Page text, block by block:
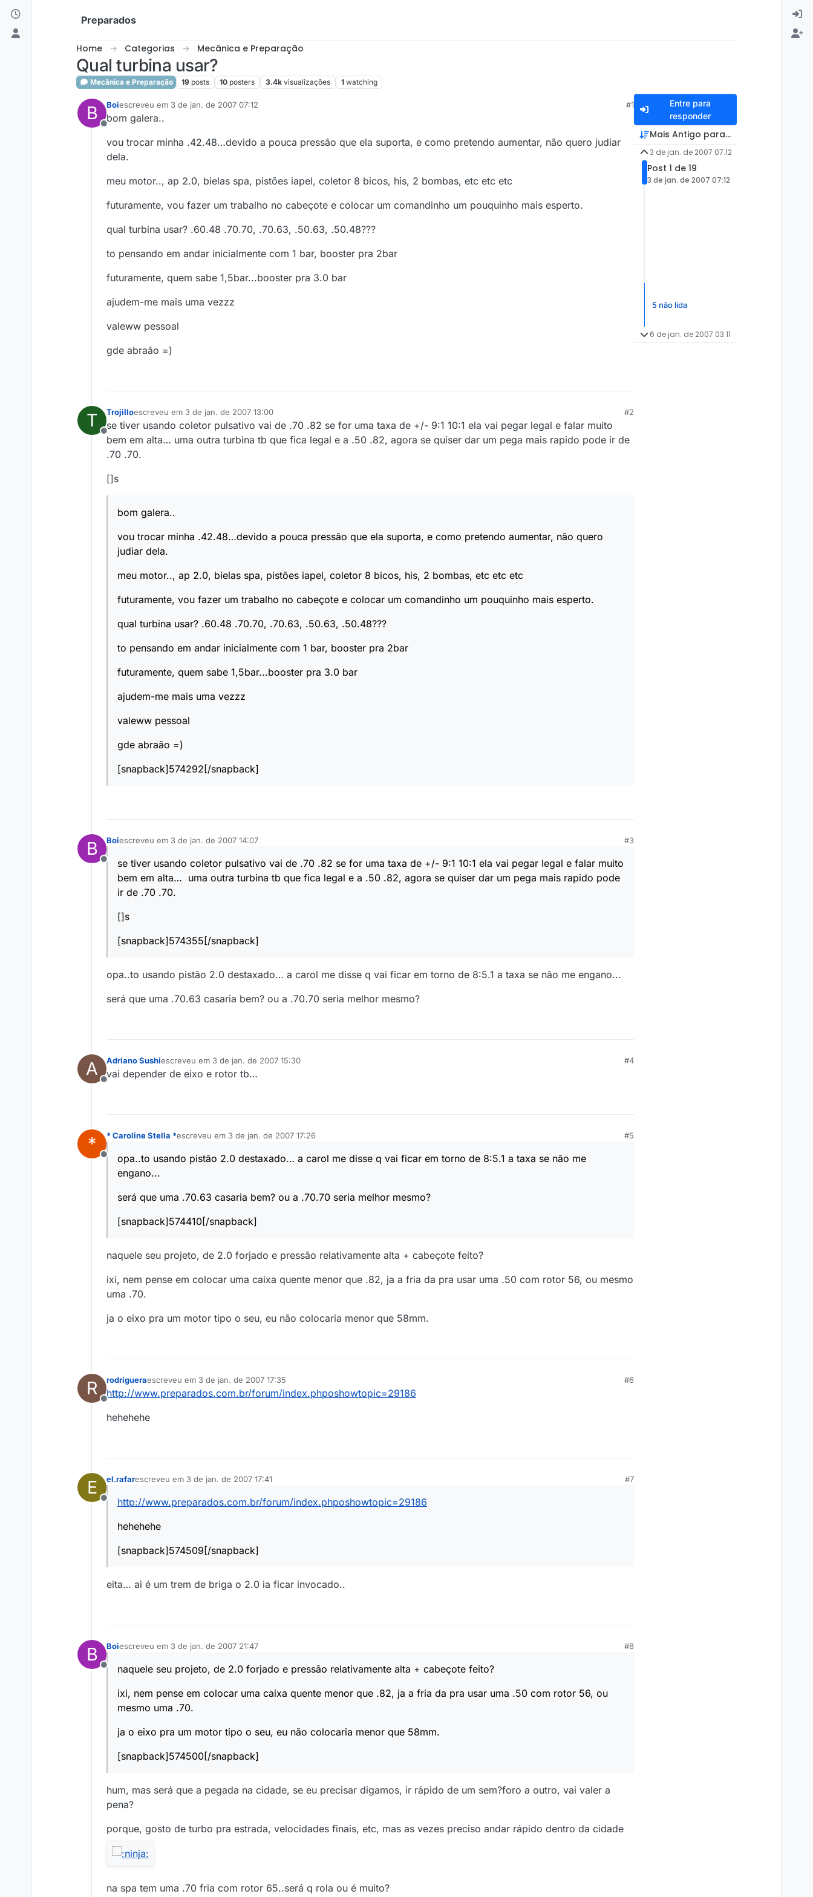
Skip to content
Preparados
Home Categorias Mecânica e Preparação
Qual turbina usar?
Mecânica e Preparação 19 posts 10 posters 3.4k visualizações 1 watching
B
Offline
Boiescreveu em 3 de jan. de 2007 07:12
última edição por1 de mar. de 2007 02:12
#1
bom galera..
vou trocar minha .42.48…devido a pouca pressão que ela suporta, e como pretendo aumentar, não quero judiar
dela.
meu motor.., ap 2.0, bielas spa, pistões iapel, coletor 8 bicos, his, 2 bombas, etc etc etc
futuramente, vou fazer um trabalho no cabeçote e colocar um comandinho um pouquinho mais esperto.
qual turbina usar? .60.48 .70.70, .70.63, .50.63, .50.48???
to pensando em andar inicialmente com 1 bar, booster pra 2bar
futuramente, quem sabe 1,5bar...booster pra 3.0 bar
ajudem-me mais uma vezzz
valeww pessoal
gde abraão =)
T
Offline
Trojilloescreveu em 3 de jan. de 2007 13:00
última edição por
#2
se tiver usando coletor pulsativo vai de .70 .82 se for uma taxa de +/- 9:1 10:1 ela vai pegar legal e falar muito
bem em alta… uma outra turbina tb que fica legal e a .50 .82, agora se quiser dar um pega mais rapido pode ir de
.70 .70.
[]s
bom galera..
vou trocar minha .42.48…devido a pouca pressão que ela suporta, e como pretendo aumentar, não quero
judiar dela.
meu motor.., ap 2.0, bielas spa, pistões iapel, coletor 8 bicos, his, 2 bombas, etc etc etc
futuramente, vou fazer um trabalho no cabeçote e colocar um comandinho um pouquinho mais esperto.
qual turbina usar? .60.48 .70.70, .70.63, .50.63, .50.48???
to pensando em andar inicialmente com 1 bar, booster pra 2bar
futuramente, quem sabe 1,5bar...booster pra 3.0 bar
ajudem-me mais uma vezzz
valeww pessoal
gde abraão =)
[snapback]574292[/snapback]
B
Offline
Boiescreveu em 3 de jan. de 2007 14:07
última edição por
#3
se tiver usando coletor pulsativo vai de .70 .82 se for uma taxa de +/- 9:1 10:1 ela vai pegar legal e falar muito
bem em alta… uma outra turbina tb que fica legal e a .50 .82, agora se quiser dar um pega mais rapido pode
ir de .70 .70.
[]s
[snapback]574355[/snapback]
opa..to usando pistão 2.0 destaxado… a carol me disse q vai ficar em torno de 8:5.1 a taxa se não me engano...
será que uma .70.63 casaria bem? ou a .70.70 seria melhor mesmo?
A
Offline
Adriano Sushiescreveu em 3 de jan. de 2007 15:30
última edição por
#4
vai depender de eixo e rotor tb…
*
Offline
* Caroline Stella *escreveu em 3 de jan. de 2007 17:26
última edição por
#5
opa..to usando pistão 2.0 destaxado… a carol me disse q vai ficar em torno de 8:5.1 a taxa se não me
engano...
será que uma .70.63 casaria bem? ou a .70.70 seria melhor mesmo?
[snapback]574410[/snapback]
naquele seu projeto, de 2.0 forjado e pressão relativamente alta + cabeçote feito?
ixi, nem pense em colocar uma caixa quente menor que .82, ja a fria da pra usar uma .50 com rotor 56, ou mesmo
uma .70.
ja o eixo pra um motor tipo o seu, eu não colocaria menor que 58mm.
R
Offline
rodrigueraescreveu em 3 de jan. de 2007 17:35
última edição por
#6
http://www.preparados.com.br/forum/index.phposhowtopic=29186
hehehehe
E
Offline
el.rafarescreveu em 3 de jan. de 2007 17:41
última edição por
#7
http://www.preparados.com.br/forum/index.phposhowtopic=29186
hehehehe
[snapback]574509[/snapback]
eita… ai é um trem de briga o 2.0 ia ficar invocado..
B
Offline
Boiescreveu em 3 de jan. de 2007 21:47
última edição por
#8
naquele seu projeto, de 2.0 forjado e pressão relativamente alta + cabeçote feito?
ixi, nem pense em colocar uma caixa quente menor que .82, ja a fria da pra usar uma .50 com rotor 56, ou
mesmo uma .70.
ja o eixo pra um motor tipo o seu, eu não colocaria menor que 58mm.
[snapback]574500[/snapback]
hum, mas será que a pegada na cidade, se eu precisar digamos, ir rápido de um sem?foro a outro, vai valer a
pena?
porque, gosto de turbo pra estrada, velocidades finais, etc, mas as vezes preciso andar rápido dentro da cidade
na spa tem uma .70 fria com rotor 65..será q rola ou é muito?
Entre para
responder
Mais Antigo para Mais Recente
3 de jan. de 2007 07:12
Post 1 de 19
3 de jan. de 2007 07:12
5 não lida
6 de jan. de 2007 03:11